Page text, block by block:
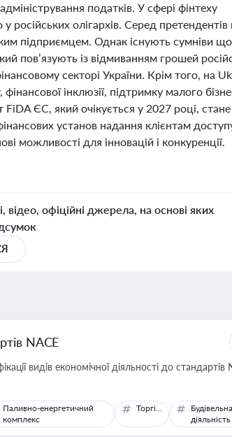
податків. У сфері фінтеху
російських олігархів. Серед претендентів
підприємцем. Однак існують сумніви
пов’язують із відмиванням грошей
секторі України. Крім того, на
інклюзії, підтримку малого
FiDA ЄС, який очікується у 2027 році, стане
установ надання клієнтам
можливості для інновацій і конкуренції.
офіційні джерела, на основі яких
NACE
видів економічної діяльності до стандартів
Паливно-енергетичний
комплекс
Торгівля
Будівельна
діяльність